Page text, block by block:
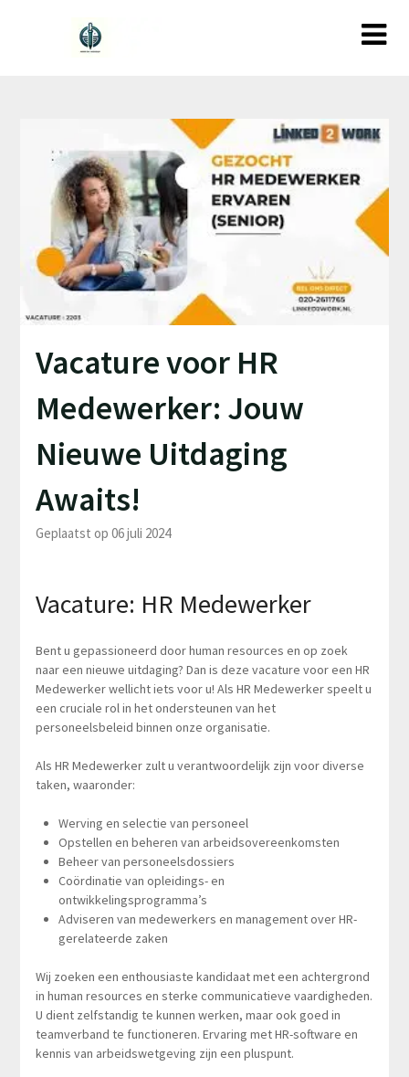
Vacature voor HR
Medewerker: Jouw
Nieuwe Uitdaging
Awaits!
Geplaatst op 06 juli 2024
Vacature: HR Medewerker
Bent u gepassioneerd door human resources en op zoek
naar een nieuwe uitdaging? Dan is deze vacature voor een HR
Medewerker wellicht iets voor u! Als HR Medewerker speelt u
een cruciale rol in het ondersteunen van het
personeelsbeleid binnen onze organisatie.
Als HR Medewerker zult u verantwoordelijk zijn voor diverse
taken, waaronder:
Werving en selectie van personeel
Opstellen en beheren van arbeidsovereenkomsten
Beheer van personeelsdossiers
Coördinatie van opleidings- en
ontwikkelingsprogramma’s
Adviseren van medewerkers en management over HR-
gerelateerde zaken
Wij zoeken een enthousiaste kandidaat met een achtergrond
in human resources en sterke communicatieve vaardigheden.
U dient zelfstandig te kunnen werken, maar ook goed in
teamverband te functioneren. Ervaring met HR-software en
kennis van arbeidswetgeving zijn een pluspunt.